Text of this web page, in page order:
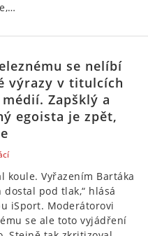
se nelíbí
výrazy v titulcích
Zapšklý a
egoista je zpět,
koule. Vyřazením Bartáka
dostal pod tlak,“ hlásá
iSport. Moderátorovi
se ale toto vyjádření